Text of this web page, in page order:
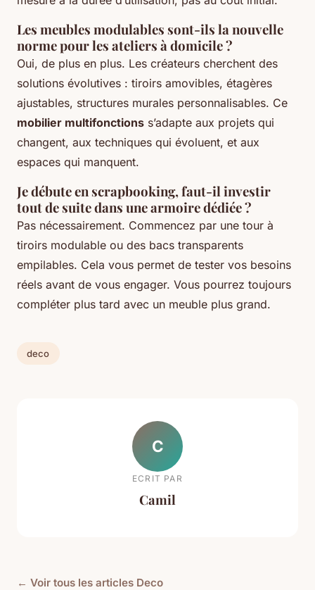
Les meubles modulables sont-ils la nouvelle
norme pour les ateliers à domicile ?
Oui, de plus en plus. Les créateurs cherchent des
solutions évolutives : tiroirs amovibles, étagères
ajustables, structures murales personnalisables. Ce
mobilier multifonctions s’adapte aux projets qui
changent, aux techniques qui évoluent, et aux
espaces qui manquent.
Je débute en scrapbooking, faut-il investir
tout de suite dans une armoire dédiée ?
Pas nécessairement. Commencez par une tour à
tiroirs modulable ou des bacs transparents
empilables. Cela vous permet de tester vos besoins
réels avant de vous engager. Vous pourrez toujours
compléter plus tard avec un meuble plus grand.
deco
C
ECRIT PAR
Camil
← Voir tous les articles Deco